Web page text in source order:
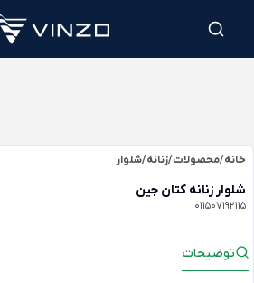
خانه/محصولات/زنانه/شلوار
شلوار زنانه کتان جین
011507192115
توضیحات